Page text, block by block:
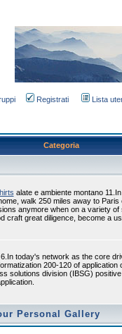
Registrati Lista
Categoria
alate e ambiente montano
walk 250 miles away to
anymore when on a variety
craft great diligence, become a
today's network as the core
200-120 of application
solutions division (IBSG)
Personal Gallery